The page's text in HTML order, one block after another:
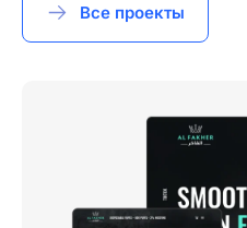
Все проекты